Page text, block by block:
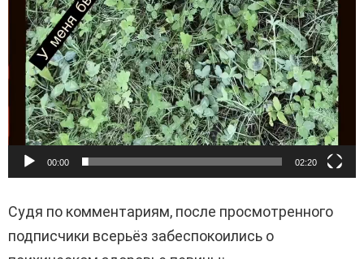
00:00 02:20
Судя по комментариям, после просмотренного
подписчики всерьёз забеспокоились о